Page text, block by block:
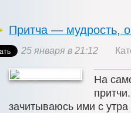
Притча — мудрость,
25 января в 21:12
На
зачитываюсь ими с